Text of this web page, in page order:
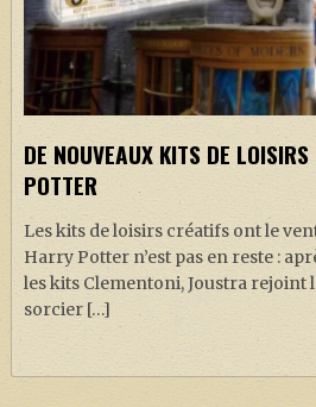
DE NOUVEAUX KITS DE
POTTER
Les kits de loisirs créatifs ont le
Harry Potter n’est pas en reste :
les kits Clementoni, Joustra rejoint
sorcier […]